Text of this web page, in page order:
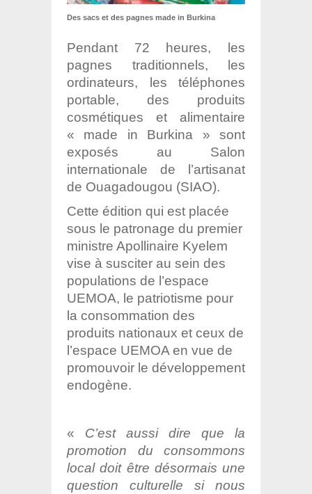
Des sacs et des pagnes made in Burkina
Pendant 72 heures, les
pagnes traditionnels, les
ordinateurs, les téléphones
portable, des produits
cosmétiques et alimentaire
« made in Burkina » sont
exposés au Salon
internationale de l’artisanat
de Ouagadougou (SIAO).
Cette édition qui est placée
sous le patronage du premier
ministre Apollinaire Kyelem
vise à susciter au sein des
populations de l’espace
UEMOA, le patriotisme pour
la consommation des
produits nationaux et ceux de
l’espace UEMOA en vue de
promouvoir le développement
endogène.
« C’est aussi dire que la
promotion du consommons
local doit être désormais une
question culturelle si nous